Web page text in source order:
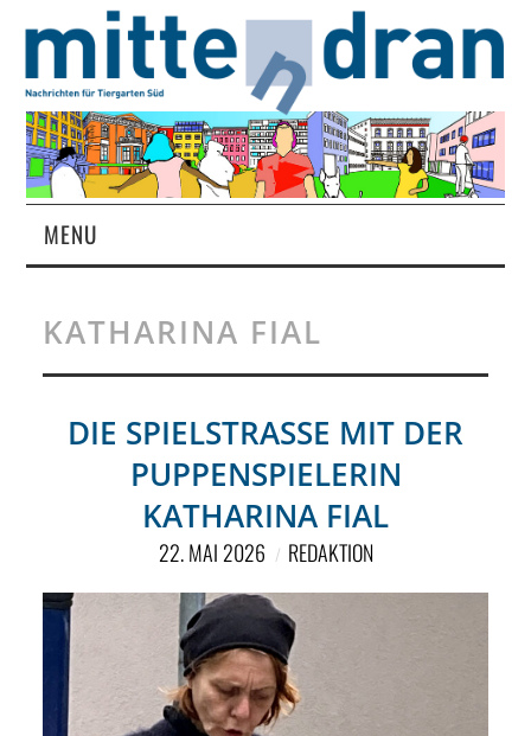
MENU
MAGAZIN
ÜBER UNS
RUBRIKEN
NETZWERK
SPONSORING
KONTAKT
KATHARINA FIAL
DIE SPIELSTRASSE MIT DER P
UPPENSPIELERIN K
ATHARINA FIAL
22. MAI 2026 REDAKTION